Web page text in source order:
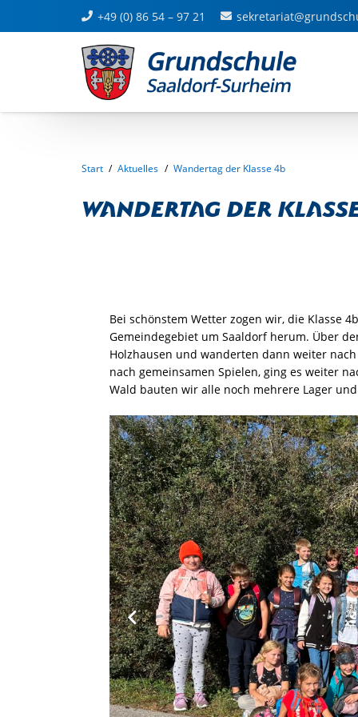
+49 (0) 86 54 – 97 21
Start / Aktuelles / Wandertag der Klasse 4b
Wandertag der
Bei schönstem Wetter zogen wir, die Klasse
Gemeindegebiet um Saaldorf herum. Über
Holzhausen und wanderten dann weiter
nach gemeinsamen Spielen, ging es weiter
Wald bauten wir alle noch mehrere Lager